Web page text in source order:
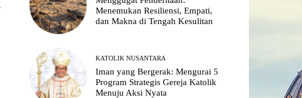
Menemukan Resiliensi, Empati,
dan Makna di Tengah Kesulitan
KATOLIK NUSANTARA
Iman yang Bergerak: Mengurai 5
Program Strategis Gereja Katolik
Menuju Aksi Nyata